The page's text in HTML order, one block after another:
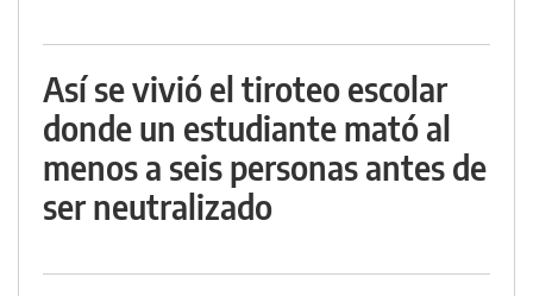
Así se vivió el tiroteo escolar
donde un estudiante mató al
menos a seis personas antes de
ser neutralizado